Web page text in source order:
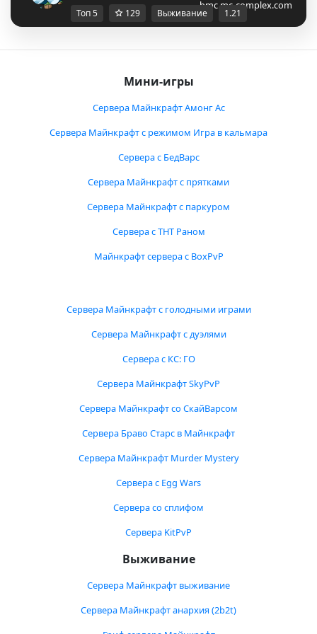
bmc.mc-complex.com
Топ 5 129 Выживание 1.21
Мини-игры
Сервера Майнкрафт Амонг Ас
Сервера Майнкрафт с режимом Игра в кальмара
Сервера с БедВарс
Сервера Майнкрафт с прятками
Сервера Майнкрафт с паркуром
Сервера с ТНТ Раном
Майнкрафт сервера с BoxPvP
Сервера Майнкрафт с голодными играми
Сервера Майнкрафт с дуэлями
Сервера с КС: ГО
Сервера Майнкрафт SkyPvP
Сервера Майнкрафт со СкайВарсом
Сервера Браво Старс в Майнкрафт
Сервера Майнкрафт Murder Mystery
Сервера с Egg Wars
Сервера со сплифом
Сервера KitPvP
Выживание
Сервера Майнкрафт выживание
Сервера Майнкрафт анархия (2b2t)